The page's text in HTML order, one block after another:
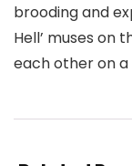
brooding and
Hell’ muses on
each other on a